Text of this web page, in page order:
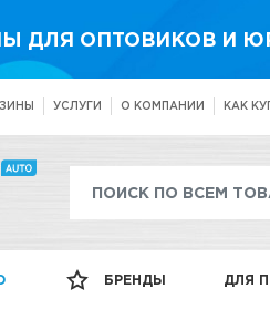
ДЛЯ ОПТОВИКОВ И
УСЛУГИ О КОМПАНИИ КАК
БРЕНДЫ ДЛЯ